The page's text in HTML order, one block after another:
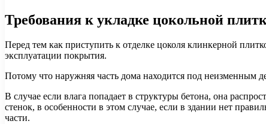
Требования к укладке цокольной
Перед тем как приступить к отделке цоколя клинкерной
эксплуатации покрытия.
Потому что наружняя часть дома находится под неизменным
В случае если влага попадает в структуры бетона, она
стенок, в особенности в этом случае, если в здании нет
части.